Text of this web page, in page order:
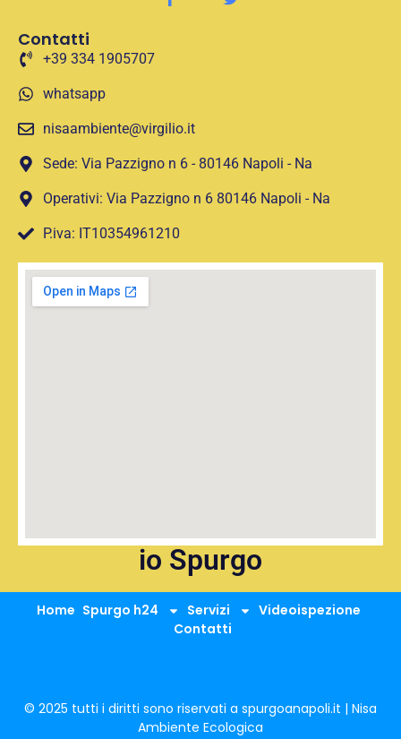
Contatti
+39 334 1905707
whatsapp
nisaambiente@virgilio.it
Sede: Via Pazzigno n 6 - 80146 Napoli - Na
Operativi: Via Pazzigno n 6 80146 Napoli - Na
P.iva: IT10354961210
io Spurgo
Home Spurgo h24 Servizi
Videoispezione
Contatti
© 2025 tutti i diritti sono riservati a spurgoanapoli.it | Nisa
Ambiente Ecologica